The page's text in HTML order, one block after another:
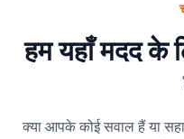
हम यहाँ मदद के
क्या आपके कोई सवाल हैं या